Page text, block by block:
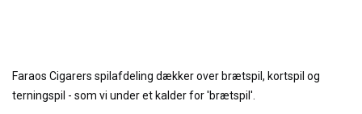
Faraos Cigarers spilafdeling dækker over brætspil, kortspil og
terningspil - som vi under et kalder for 'brætspil'.